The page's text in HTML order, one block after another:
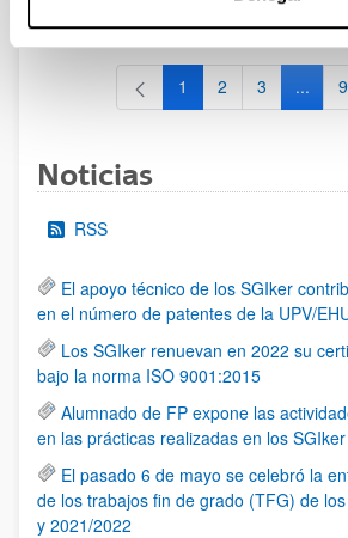
al 30/07/2026 (ambos incluídos)
Página
1 Página
2 Página
3 ...
Noticias
RSS
El apoyo técnico de los SGIker
en el número de patentes de la UPV/
Los SGIker renuevan en 2022 su
bajo la norma ISO 9001:2015
Alumnado de FP expone las
en las prácticas realizadas en los SGIker
El pasado 6 de mayo se celebró la
de los trabajos fin de grado (TFG) de
y 2021/2022